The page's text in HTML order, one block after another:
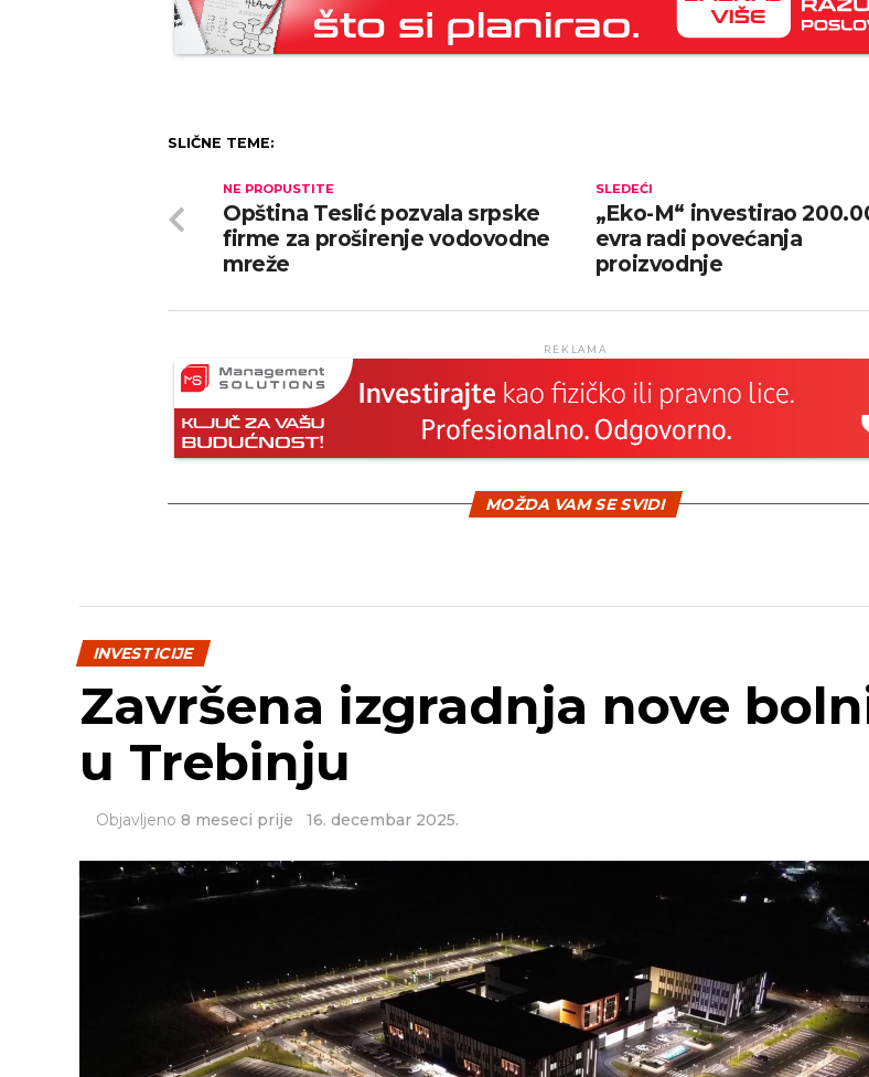
SLIČNE TEME:
SLEDEĆI
„Eko-M“ investirao
evra radi povećanja
proizvodnje
NE PROPUSTITE
Opština Teslić pozvala srpske
firme za proširenje vodovodne
mreže
REKLAMA
MOŽDA VAM SE SVIDI
INVESTICIJE
Završena izgradnja nove
u Trebinju
Objavljeno 8 meseci prije 16. decembar 2025.